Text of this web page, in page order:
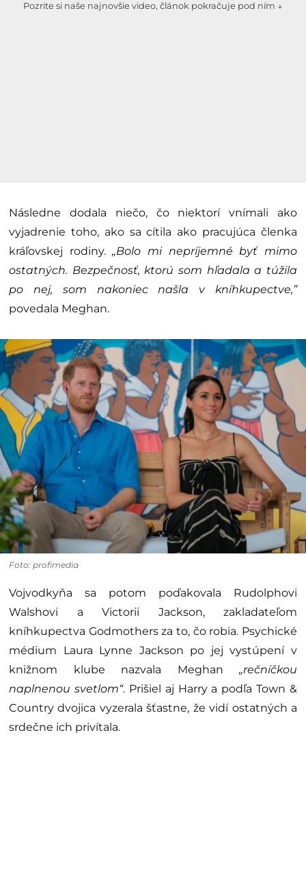
Pozrite si naše najnovšie video, článok pokračuje pod ním ↓
Následne dodala niečo, čo niektorí vnímali ako
vyjadrenie toho, ako sa cítila ako pracujúca členka
kráľovskej rodiny.„Bolo mi nepríjemné byť mimo
ostatných. Bezpečnosť, ktorú som hľadala a túžila
po nej, som nakoniec našla v kníhkupectve,”
povedala Meghan.
Foto: profimedia
Vojvodkyňa sa potom poďakovala Rudolphovi
Walshovi a Victorii Jackson, zakladateľom
kníhkupectva Godmothers za to, čo robia. Psychické
médium Laura Lynne Jackson po jej vystúpení v
knižnom klube nazvala Meghan „rečníčkou
naplnenou svetlom“. Prišiel aj Harry a podľa Town &
Country dvojica vyzerala šťastne, že vidí ostatných a
srdečne ich privítala.